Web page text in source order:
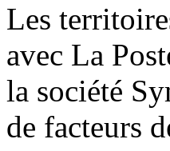
Les
avec La
la société
de facteurs